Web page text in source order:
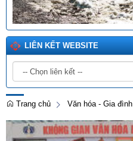
LIÊN KẾT WEBSITE
Trang chủ Văn hóa - Gia đình